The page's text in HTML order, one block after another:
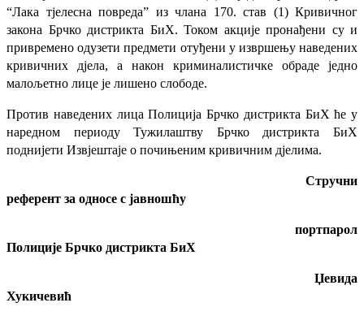
“Лака тјелесна повреда” из члана 170. став (1) Кривичног
закона Брчко дистрикта БиХ. Током акције пронађени су и
привремено одузети предмети отуђени у извршењу наведених
кривичних дјела, а након криминалистичке обраде једно
малољетно лице је лишено слободе.
Против наведених лица Полиција Брчко дистрикта БиХ ће у
наредном периоду Тужилаштву Брчко дистрикта БиХ
поднијети Извјештаје о почињеним кривичним дјелима.
Стручни
референт за односе с јавношћу
портпарол
Полиције Брчко дистрикта БиХ
Џевида
Хукичевић